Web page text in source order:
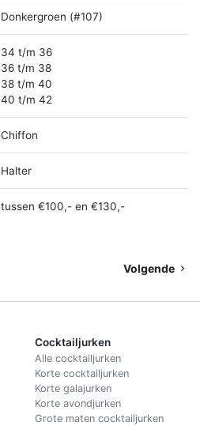
Donkergroen (#107)
34 t/m 36
36 t/m 38
38 t/m 40
40 t/m 42
Chiffon
Halter
tussen €100,- en €130,-
Volgende
Cocktailjurken
Alle cocktailjurken
Korte cocktailjurken
Korte galajurken
Korte avondjurken
Grote maten cocktailjurken